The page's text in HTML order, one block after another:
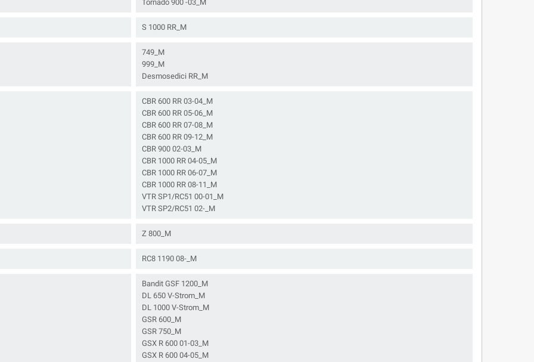
Tornado 900 -03_M
S 1000 RR_M
749_M
999_M
Desmosedici RR_M
CBR 600 RR 03-04_M
CBR 600 RR 05-06_M
CBR 600 RR 07-08_M
CBR 600 RR 09-12_M
CBR 900 02-03_M
CBR 1000 RR 04-05_M
CBR 1000 RR 06-07_M
CBR 1000 RR 08-11_M
VTR SP1/RC51 00-01_M
VTR SP2/RC51 02-_M
Z 800_M
RC8 1190 08-_M
Bandit GSF 1200_M
DL 650 V-Strom_M
DL 1000 V-Strom_M
GSR 600_M
GSR 750_M
GSX R 600 01-03_M
GSX R 600 04-05_M